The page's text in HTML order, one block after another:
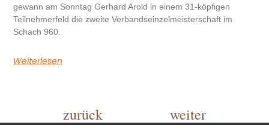
gewann am Sonntag Gerhard Arold in einem 31-köpfigen
Teilnehmerfeld die zweite Verbandseinzelmeisterschaft im
Schach 960.
Weiterlesen
zurück weiter